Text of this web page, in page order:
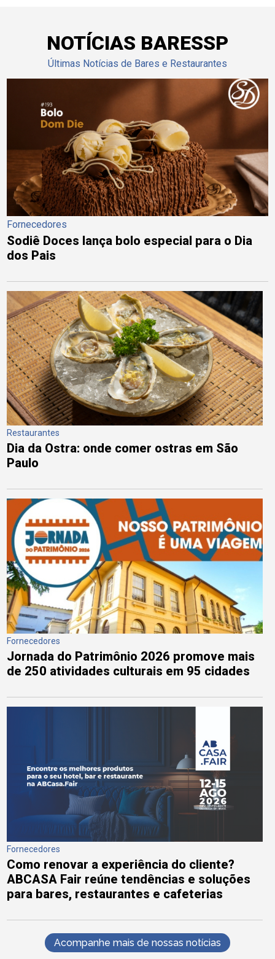
NOTÍCIAS BARESSP
Últimas Notícias de Bares e Restaurantes
Fornecedores
Sodiê Doces lança bolo especial para o Dia
dos Pais
Restaurantes
Dia da Ostra: onde comer ostras em São
Paulo
Fornecedores
Jornada do Patrimônio 2026 promove mais
de 250 atividades culturais em 95 cidades
Fornecedores
Como renovar a experiência do cliente?
ABCASA Fair reúne tendências e soluções
para bares, restaurantes e cafeterias
Acompanhe mais de nossas notícias